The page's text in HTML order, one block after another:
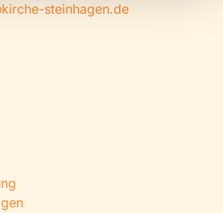
steinhagen.de